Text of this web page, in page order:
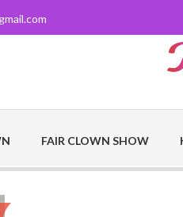
FAIR CLOWN SHOW